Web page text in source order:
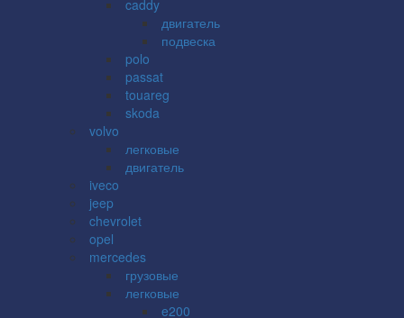
caddy
двигатель
подвеска
polo
passat
touareg
skoda
volvo
легковые
двигатель
iveco
jeep
chevrolet
opel
mercedes
грузовые
легковые
e200